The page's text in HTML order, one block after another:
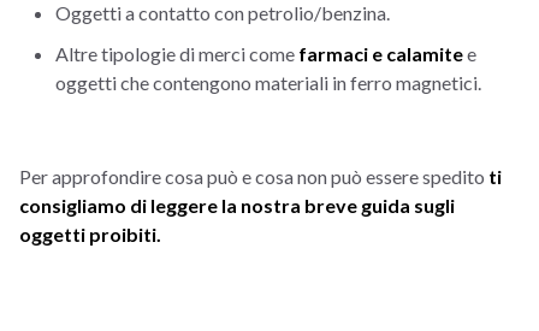
Oggetti a contatto con petrolio/benzina.
Altre tipologie di merci come farmaci e calamitee
oggetti che contengono materiali in ferro magnetici.
Per approfondire cosa può e cosa non può essere spedito ti
consigliamo di leggere la nostra breve guida sugli
oggetti proibiti.